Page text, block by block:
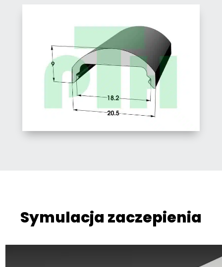
Symulacja zaczepienia